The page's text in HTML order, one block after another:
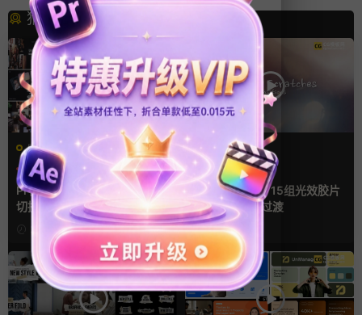
猜你喜欢
PR基本图形mogrt
PR基本图形
企业宣传模板
幻灯片
Pr视频模板 10款3D空间多屏
切换开场相册视频展示照片墙
2小时前
FCPX转场
光效
复古风
支持Intel+M芯片
FCPX转场插件 15组光效胶片
划痕复古视频过渡
2小时前